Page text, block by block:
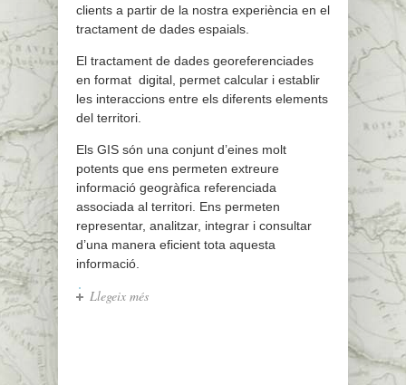
clients a partir de la nostra experiència en el
tractament de dades espaials.
El tractament de dades georeferenciades
en format digital, permet calcular i establir
les interaccions entre els diferents elements
del territori.
Els GIS són una conjunt d’eines molt
potents que ens permeten extreure
informació geogràfica referenciada
associada al territori. Ens permeten
representar, analitzar, integrar i consultar
d’una manera eficient tota aquesta
informació.
Llegeix més